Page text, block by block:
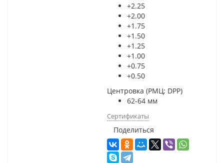
+2.25
+2.00
+1.75
+1.50
+1.25
+1.00
+0.75
+0.50
Центровка (РМЦ; DPP)
62-64 мм
Сертификаты
Поделиться